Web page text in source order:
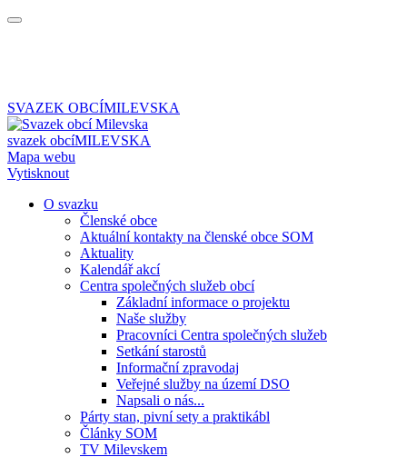
SVAZEK OBCÍMILEVSKA
svazek obcíMILEVSKA
Mapa webu
Vytisknout
O svazku
Členské obce
Aktuální kontakty na členské obce SOM
Aktuality
Kalendář akcí
Centra společných služeb obcí
Základní informace o projektu
Naše služby
Pracovníci Centra společných služeb
Setkání starostů
Informační zpravodaj
Veřejné služby na území DSO
Napsali o nás...
Párty stan, pivní sety a praktikábl
Články SOM
TV Milevskem